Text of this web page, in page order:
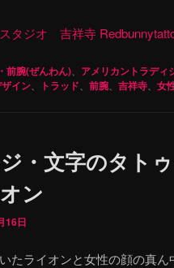
タジオ 吉祥寺
前腕(ぜんわん) アメリカントラディ
イン トラッド 前腕 吉祥寺 女
・文字のタト
ン
16日
たライオンと女性の顔の真